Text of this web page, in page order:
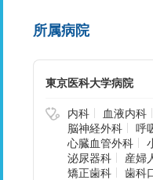
所属病院
東京医科大学病院
内科 血液内科
脳神経外科
呼
心臓血管外科
泌尿器科
産婦
矯正歯科
歯科